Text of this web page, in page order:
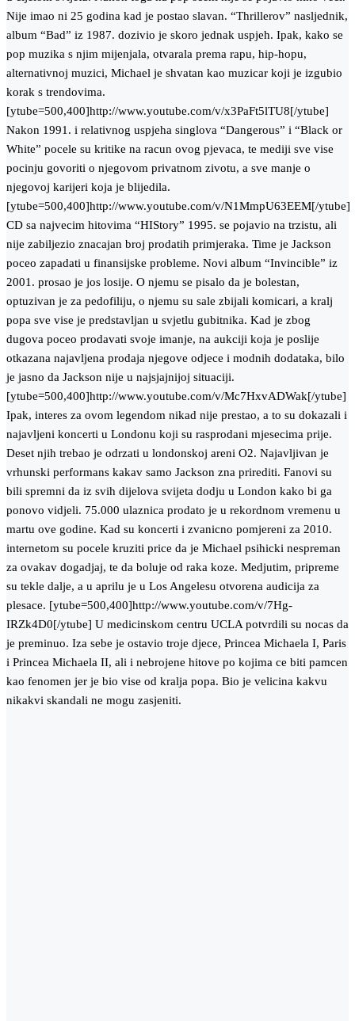
Nije imao ni 25 godina kad je postao slavan. “Thrillerov” nasljednik,
album “Bad” iz 1987. dozivio je skoro jednak uspjeh. Ipak, kako se
pop muzika s njim mijenjala, otvarala prema rapu, hip-hopu,
alternativnoj muzici, Michael je shvatan kao muzicar koji je izgubio
korak s trendovima.
[ytube=500,400]http://www.youtube.com/v/x3PaFt5lTU8[/ytube]
Nakon 1991. i relativnog uspjeha singlova “Dangerous” i “Black or
White” pocele su kritike na racun ovog pjevaca, te mediji sve vise
pocinju govoriti o njegovom privatnom zivotu, a sve manje o
njegovoj karijeri koja je blijedila.
[ytube=500,400]http://www.youtube.com/v/N1MmpU63EEM[/ytube]
CD sa najvecim hitovima “HIStory” 1995. se pojavio na trzistu, ali
nije zabiljezio znacajan broj prodatih primjeraka. Time je Jackson
poceo zapadati u finansijske probleme. Novi album “Invincible” iz
2001. prosao je jos losije. O njemu se pisalo da je bolestan,
optuzivan je za pedofiliju, o njemu su sale zbijali komicari, a kralj
popa sve vise je predstavljan u svjetlu gubitnika. Kad je zbog
dugova poceo prodavati svoje imanje, na aukciji koja je poslije
otkazana najavljena prodaja njegove odjece i modnih dodataka, bilo
je jasno da Jackson nije u najsjajnijoj situaciji.
[ytube=500,400]http://www.youtube.com/v/Mc7HxvADWak[/ytube]
Ipak, interes za ovom legendom nikad nije prestao, a to su dokazali i
najavljeni koncerti u Londonu koji su rasprodani mjesecima prije.
Deset njih trebao je odrzati u londonskoj areni O2. Najavljivan je
vrhunski performans kakav samo Jackson zna prirediti. Fanovi su
bili spremni da iz svih dijelova svijeta dodju u London kako bi ga
ponovo vidjeli. 75.000 ulaznica prodato je u rekordnom vremenu u
martu ove godine. Kad su koncerti i zvanicno pomjereni za 2010.
internetom su pocele kruziti price da je Michael psihicki nespreman
za ovakav dogadjaj, te da boluje od raka koze. Medjutim, pripreme
su tekle dalje, a u aprilu je u Los Angelesu otvorena audicija za
plesace. [ytube=500,400]http://www.youtube.com/v/7Hg-
IRZk4D0[/ytube] U medicinskom centru UCLA potvrdili su nocas da
je preminuo. Iza sebe je ostavio troje djece, Princea Michaela I, Paris
i Princea Michaela II, ali i nebrojene hitove po kojima ce biti pamcen
kao fenomen jer je bio vise od kralja popa. Bio je velicina kakvu
nikakvi skandali ne mogu zasjeniti.